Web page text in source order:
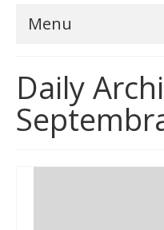
Menu
Službeni glasnici
Javne nabavke
Značajni datumi i
Daily